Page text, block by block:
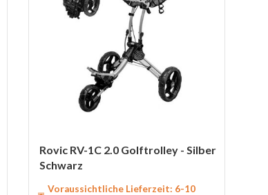
Rovic RV-1C 2.0 Golftrolley - Silber
Schwarz
Voraussichtliche Lieferzeit: 6-10